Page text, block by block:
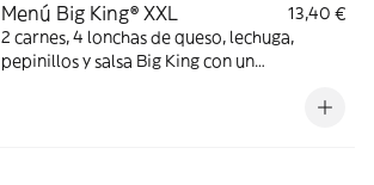
Menú Big King® XXL
13,40 €
2 carnes, 4 lonchas de queso, lechuga,
pepinillos y salsa Big King con un